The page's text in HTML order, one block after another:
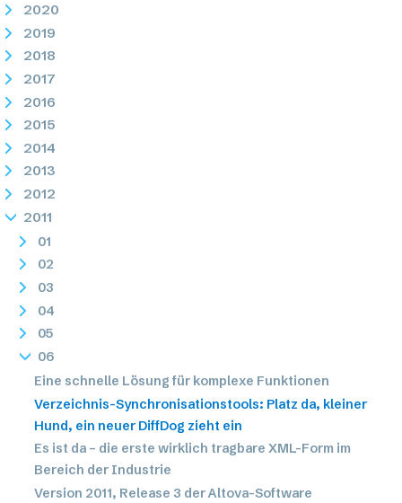
2020
2019
2018
2017
2016
2015
2014
2013
2012
2011
01
02
03
04
05
06
Eine schnelle Lösung für komplexe Funktionen
Verzeichnis-Synchronisationstools: Platz da, kleiner
Hund, ein neuer DiffDog zieht ein
Es ist da – die erste wirklich tragbare XML-Form im
Bereich der Industrie
Version 2011, Release 3 der Altova-Software